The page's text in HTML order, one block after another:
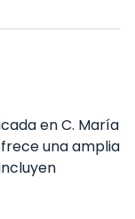
en C. María
una amplia